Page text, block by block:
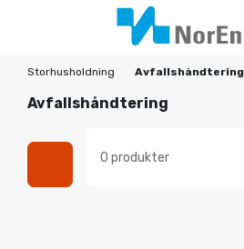
Storhusholdning Avfallshåndtering
Avfallshåndtering
0 produkter